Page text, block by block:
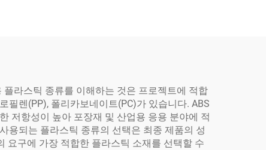
라스틱 종류를 이해하는 것은 프로젝트에 적합
필렌(PP), 폴리카보네이트(PC)가 있습니다. ABS
저항성이 높아 포장재 및 산업용 응용 분야에 적
용되는 플라스틱 종류의 선택은 최종 제품의 성
요구에 가장 적합한 플라스틱 소재를 선택할 수